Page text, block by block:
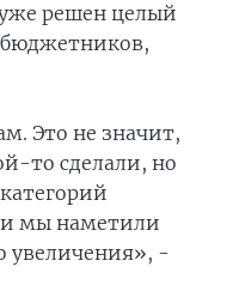
решен целый
бюджетников,
Это не значит,
то сделали, но
мы наметили
увеличения», -